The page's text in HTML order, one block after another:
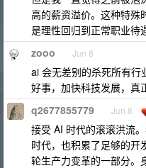
高的薪资溢价。这种特殊
是理性回归到正常职业待
zooo Jun 8
ai 会无差别的杀死所有行
好事，加快科技发展，真
q2677855779 Jun 8
接受 AI 时代的滚滚洪流
时代，也积累了足够的开
轮生产力变革的一部分。